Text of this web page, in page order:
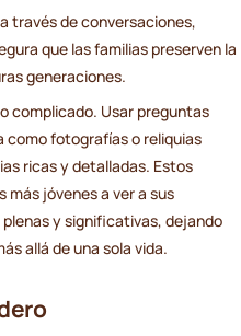
través de conversaciones,
que las familias preserven la
generaciones.
complicado. Usar preguntas
como fotografías o reliquias
ricas y detalladas. Estos
más jóvenes a ver a sus
y significativas, dejando
allá de una sola vida.